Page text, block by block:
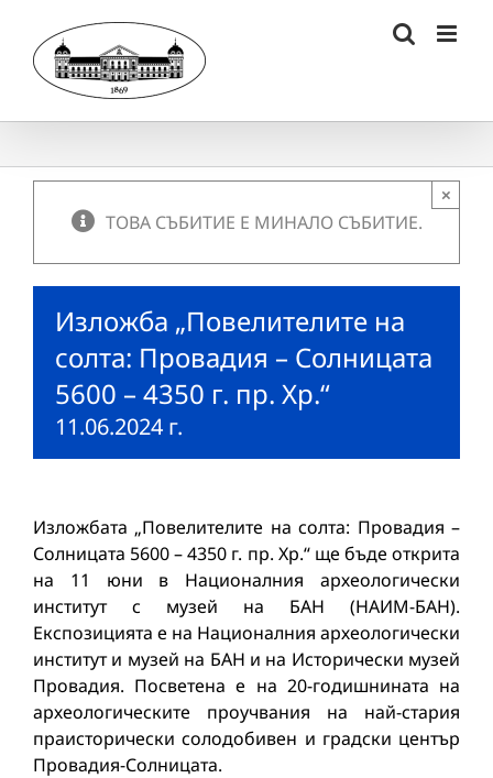
content
ТОВА СЪБИТИЕ Е МИНАЛО СЪБИТИЕ.
×
Изложба „Повелителите на
солта: Провадия – Солницата
5600 – 4350 г. пр. Хр.“
11.06.2024 г.
Изложбата „Повелителите на солта: Провадия –
Солницата 5600 – 4350 г. пр. Хр.“ ще бъде открита
на 11 юни в Националния археологически
институт с музей на БАН (НАИМ-БАН).
Експозицията е на Националния археологически
институт и музей на БАН и на Исторически музей
Провадия. Посветена е на 20-годишнината на
археологическите проучвания на най-стария
праисторически солодобивен и градски център
Провадия-Солницата.